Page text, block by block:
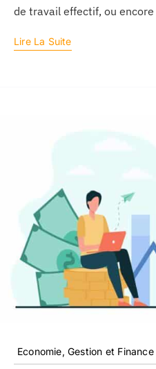
de travail effectif, ou
Lire La Suite
Economie, Gestion et Finance